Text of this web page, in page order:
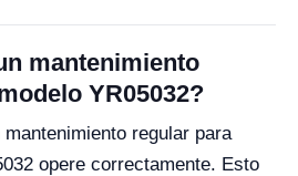
mantenimiento
YR05032?
regular para
opere correctamente. Esto